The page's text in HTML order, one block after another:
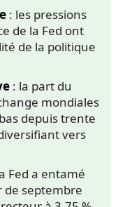
: les pressions
de la Fed ont
de la politique
: la part du
mondiales
depuis trente
vers
Fed a entamé
de septembre